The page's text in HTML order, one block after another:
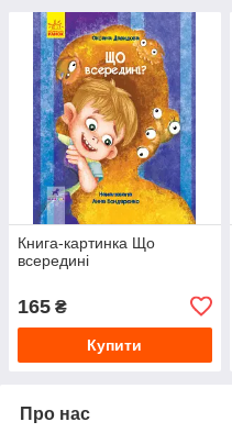
Книга-картинка Що
всередині
165 ₴
Купити
Про нас